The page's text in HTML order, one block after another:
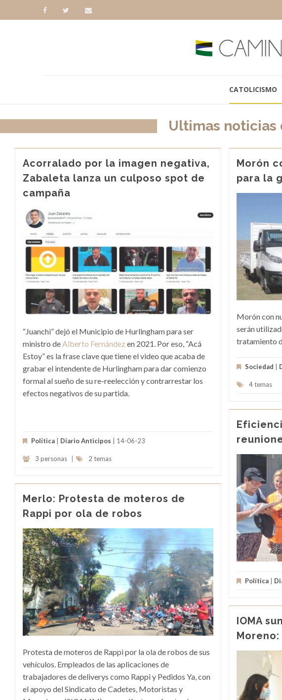
CATOLICISMO
Ultimas noticias
Acorralado por la imagen negativa,
Zabaleta lanza un culposo spot de
campaña
“Juanchi” dejó el Municipio de Hurlingham para ser
ministro deAlberto Fernández en 2021. Por eso, “Acá
Estoy” es la frase clave que tiene el video que acaba de
grabar el intendente de Hurlingham para dar comienzo
formal al sueño de su re-reelección y contrarrestar los
efectos negativos de su partida.
Política Diario Anticipos | 14-06-23
3 personas 2 temas
Morón
para la
Morón con
serán
tratamiento
Sociedad
4 temas
Política
Merlo: Protesta de moteros de
Rappi por ola de robos
Protesta de moteros de Rappi por la ola de robos de sus
vehículos. Empleados de las aplicaciones de
trabajadores de deliverys como Rappi y Pedidos Ya, con
el apoyo del Sindicato de Cadetes, Motoristas y
IOMA